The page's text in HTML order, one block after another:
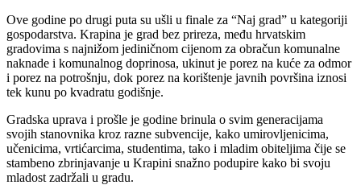
Ove godine po drugi puta su ušli u finale za “Naj grad” u kategoriji
gospodarstva. Krapina je grad bez prireza, među hrvatskim
gradovima s najnižom jediničnom cijenom za obračun komunalne
naknade i komunalnog doprinosa, ukinut je porez na kuće za odmor
i porez na potrošnju, dok porez na korištenje javnih površina iznosi
tek kunu po kvadratu godišnje.
Gradska uprava i prošle je godine brinula o svim generacijama
svojih stanovnika kroz razne subvencije, kako umirovljenicima,
učenicima, vrtićarcima, studentima, tako i mladim obiteljima čije se
stambeno zbrinjavanje u Krapini snažno podupire kako bi svoju
mladost zadržali u gradu.